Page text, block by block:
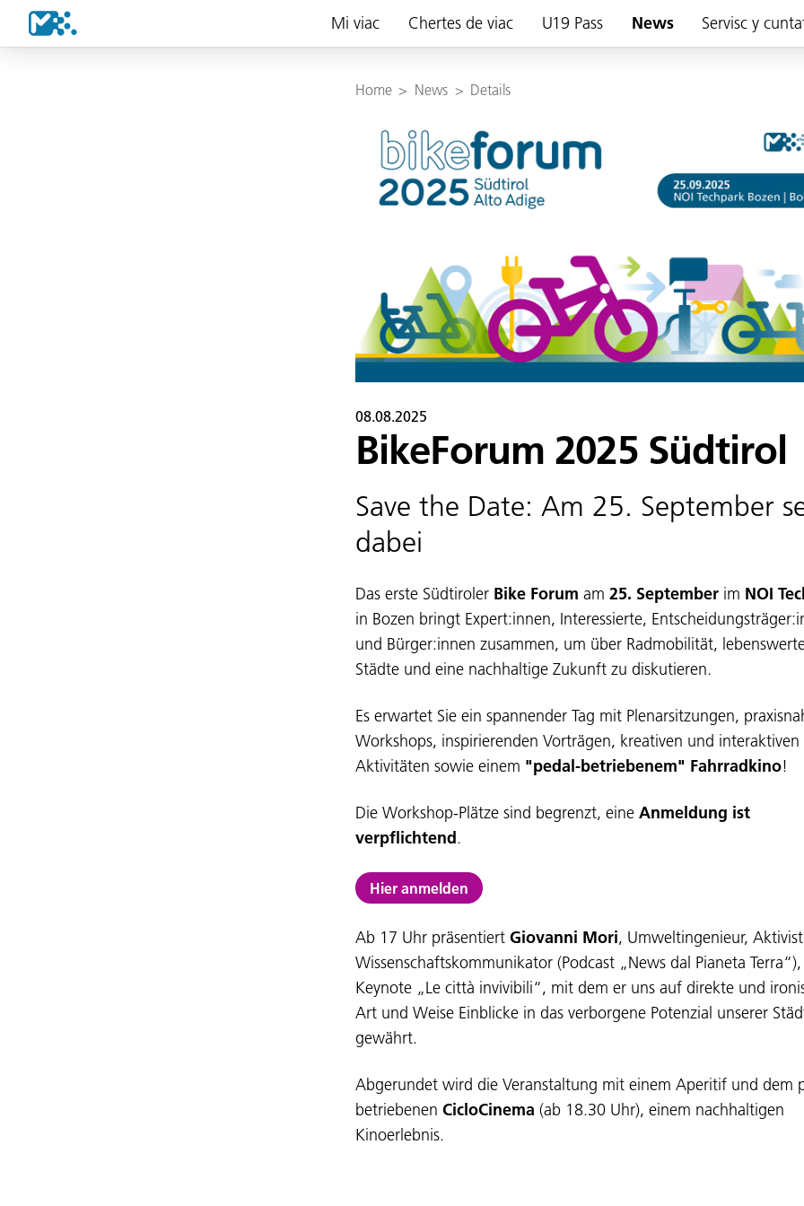
Mi viac Chertes de viac U19 Pass News Servisc y
Home > News > Details
08.08.2025
BikeForum 2025 Südtirol
Save the Date: Am 25. September
dabei
Das erste Südtiroler Bike Forum am 25. September im NOI
in Bozen bringt Expert:innen, Interessierte,
und Bürger:innen zusammen, um über Radmobilität,
Städte und eine nachhaltige Zukunft zu diskutieren.
Es erwartet Sie ein spannender Tag mit Plenarsitzungen,
Workshops, inspirierenden Vorträgen, kreativen und interaktiven
Aktivitäten sowie einem "pedal-betriebenem" Fahrradkino!
Die Workshop-Plätze sind begrenzt, eine Anmeldung ist
verpflichtend.
Hier anmelden
Ab 17 Uhr präsentiert Giovanni Mori, Umweltingenieur,
Wissenschaftskommunikator (Podcast „News dal Pianeta
Keynote „Le città invivibili“, mit dem er uns auf direkte und
Art und Weise Einblicke in das verborgene Potenzial unserer
gewährt.
Abgerundet wird die Veranstaltung mit einem Aperitif und dem
betriebenen CicloCinema (ab 18.30 Uhr), einem nachhaltigen
Kinoerlebnis.